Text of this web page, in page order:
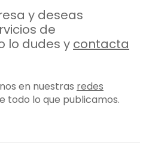
y deseas
de
lo dudes y contacta
en nuestras redes
todo lo que publicamos.